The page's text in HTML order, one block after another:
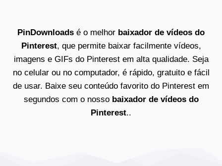
PinDownloads é o melhor baixador de vídeos do
Pinterest, que permite baixar facilmente vídeos,
imagens e GIFs do Pinterest em alta qualidade. Seja
no celular ou no computador, é rápido, gratuito e fácil
de usar. Baixe seu conteúdo favorito do Pinterest em
segundos com o nosso baixador de vídeos do
Pinterest..